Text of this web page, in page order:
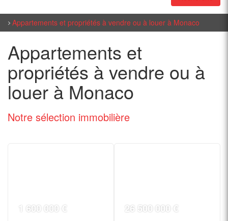
Appartements et propriétés à vendre ou à louer à Monaco
Appartements et
propriétés à vendre ou à
louer à Monaco
Notre sélection immobilière
1 600 000 € 26 500 000 €